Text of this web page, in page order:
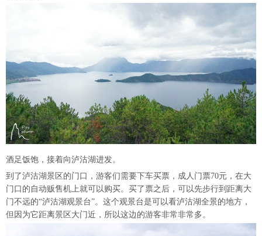
酒足饭饱，接着向泸沽湖进发。
到了泸沽湖景区的门口，游客们需要下车买票，成人门票70元，在大
门口的自动贩售机上就可以购买。买了票之后，可以先步行到距离大
门不远的“泸沽湖观景台”。这个观景台是可以看泸沽湖全景的地方，
但因为它距离景区大门近，所以这边的游客非常非常多。